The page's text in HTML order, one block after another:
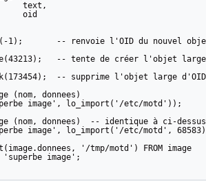
text,
oid
1);       -- renvoie l'OID du nouvel
-- tente de créer l'objet large
-- supprime l'objet large d'OID
(nom, donnees)
image', lo_import('/etc/motd'));
(nom, donnees)  -- identique à ci-
image', lo_import('/etc/motd',
'/tmp/motd') FROM image
image';